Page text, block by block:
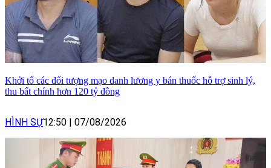
Khởi tố các đối tượng mạo danh lương y bán thuốc hỗ trợ sinh lý,
thu bất chính hơn 120 tỷ đồng
HÌNH SỰ12:50 07/08/2026